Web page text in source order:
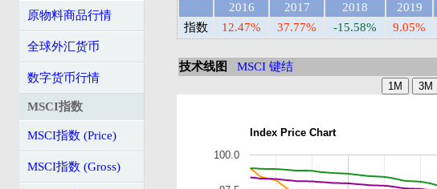
原物料商品行情
全球外汇货币
数字货币行情
MSCI指数
MSCI指数 (Price)
MSCI指数 (Gross)
2016 2017 2018 2019
指数
12.47% 37.77% -15.58% 9.05%
技术线图 MSCI 键结
Index Price Chart
100.0